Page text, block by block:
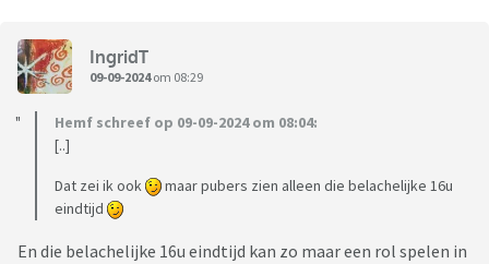
IngridT
09-09-2024om 08:29
Hemf schreef op 09-09-2024 om 08:04:
[..]
Dat zei ik ook
maar pubers zien alleen die belachelijke 16u
eindtijd
En die belachelijke 16u eindtijd kan zo maar een rol spelen in